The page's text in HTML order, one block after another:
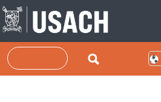
Pasar al contenido principal
Buscar